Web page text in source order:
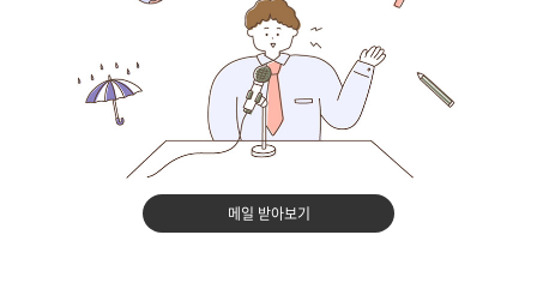
메일 받아보기